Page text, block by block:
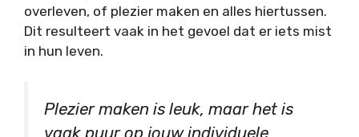
overleven, of plezier maken en alles hiertussen.
Dit resulteert vaak in het gevoel dat er iets mist
in hun leven.
Plezier maken is leuk, maar het is
vaak puur op jouw individuele